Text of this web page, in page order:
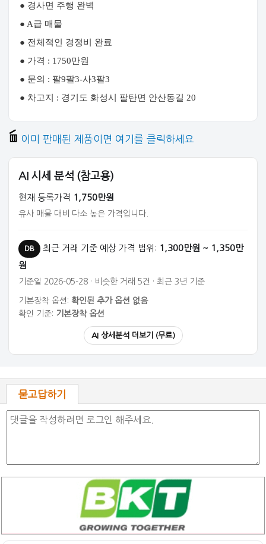
● 경사면 주행 완벽
● A급 매물
● 전체적인 경정비 완료
● 가격 : 1750만원
● 문의 : 팔9팔3-사3팔3
● 차고지 : 경기도 화성시 팔탄면 안산동길 20
이미 판매된 제품이면 여기를 클릭하세요
AI 시세 분석 (참고용)
현재 등록가격 1,750만원
유사 매물 대비 다소 높은 가격입니다.
DB 최근 거래 기준 예상 가격 범위: 1,300만원 ~ 1,350만
원
기준일 2026-05-28 · 비슷한 거래 5건 · 최근 3년 기준
기본장착 옵션: 확인된 추가 옵션 없음
확인 기준: 기본장착 옵션
AI 상세분석 더보기 (무료)
묻고답하기